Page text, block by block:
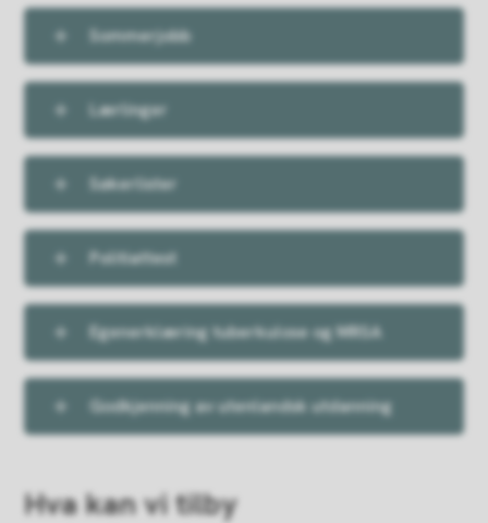
Sommerjobb
Lærlinger
Søkerlister
Politiattest
Egenerklæring tuberkulose og MRSA
Godkjenning av utenlandsk utdanning
Hva kan vi tilby